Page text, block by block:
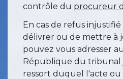
contrôle du procureur
En cas de refus
délivrer ou de mettre à
pouvez vous adresser
République du tribunal
ressort duquel l'acte ou